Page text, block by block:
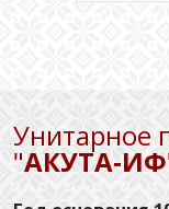
Унитарное
"АКУТА‑ИФ